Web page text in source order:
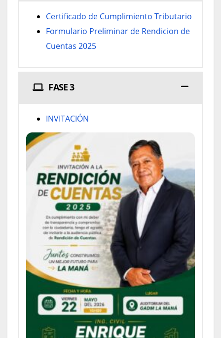
Certificado de Cumplimiento Tributario
Formulario Preliminar de Rendicion de
Cuentas 2025
FASE 3
INVITACIÓN